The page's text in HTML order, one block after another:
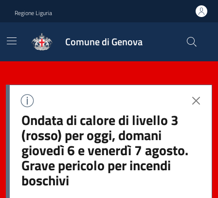
Regione Liguria
Comune di Genova
Ondata di calore di livello 3
(rosso) per oggi, domani
giovedì 6 e venerdì 7 agosto.
Grave pericolo per incendi
boschivi